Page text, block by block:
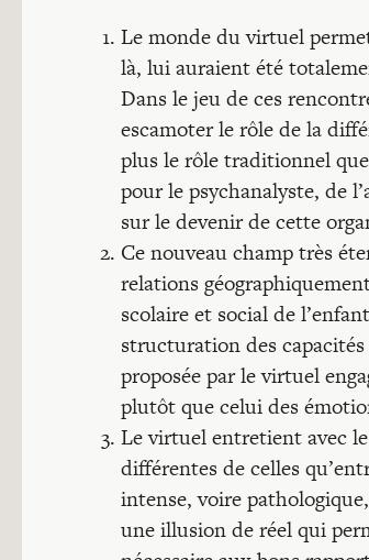
Le monde du virtuel
là, lui auraient été
Dans le jeu de ces
escamoter le rôle de la
plus le rôle traditionnel
pour le psychanalyste, de
sur le devenir de cette
Ce nouveau champ très
relations
scolaire et social de
structuration des
proposée par le virtuel
plutôt que celui des
Le virtuel entretient avec
différentes de celles
intense, voire
une illusion de réel qui